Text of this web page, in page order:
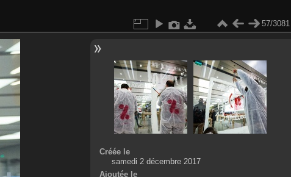
57/3081
Créée le
samedi 2 décembre 2017
Ajoutée le